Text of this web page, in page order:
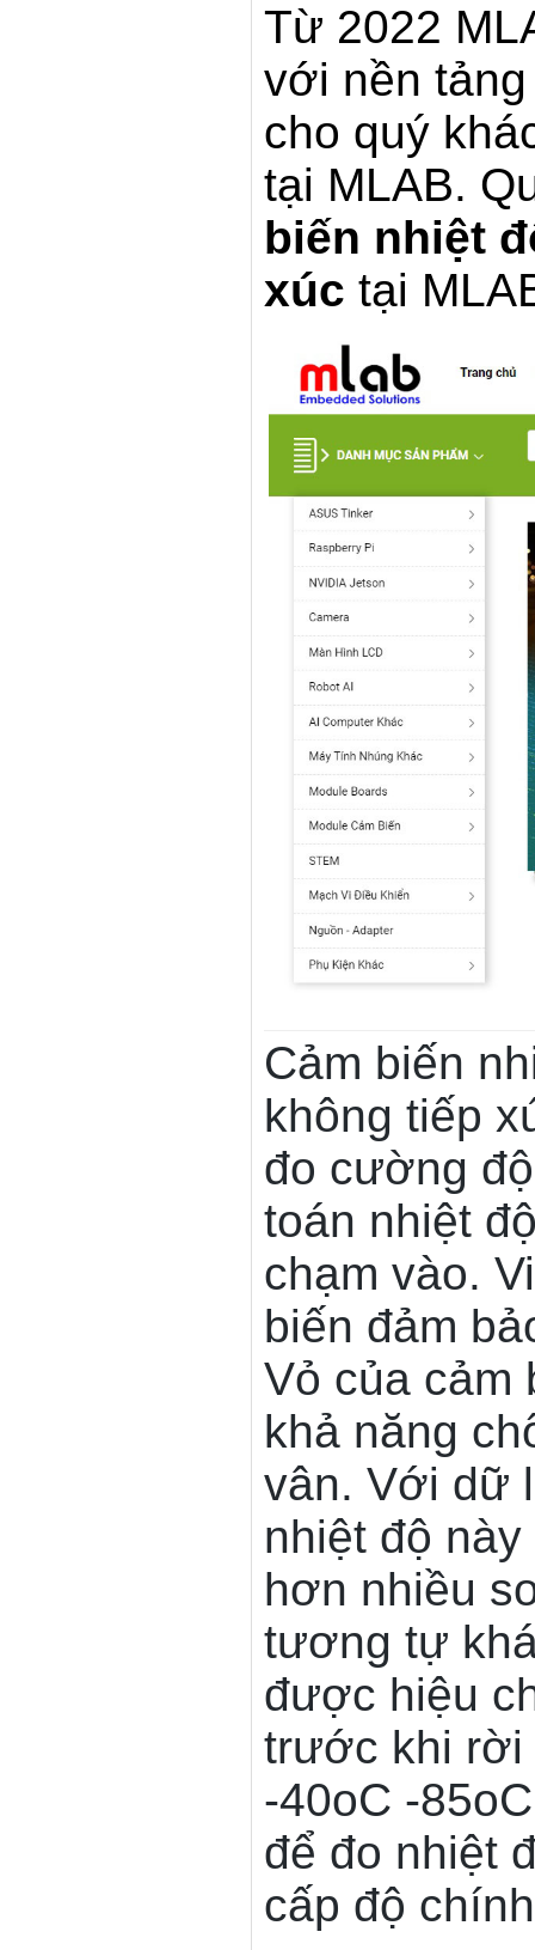
Từ 2022
với nền
cho quý
tại MLAB.
biến nhiệt
xúc tại
Cảm biến
không tiếp
đo cường
toán nhiệt
chạm vào.
biến đảm
Vỏ của cảm
khả năng
vân. Với dữ
nhiệt độ
hơn nhiều
tương tự
được hiệu
trước khi rời
-40oC -
để đo nhiệt
cấp độ